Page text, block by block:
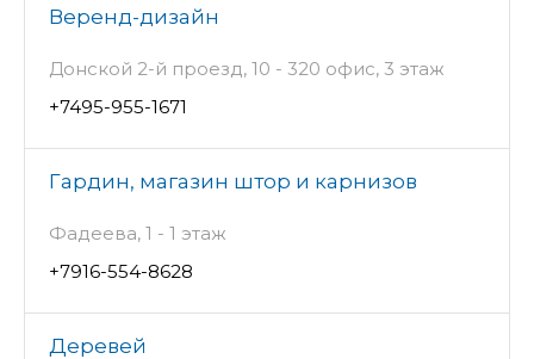
Веренд-дизайн
Донской 2-й проезд, 10 - 320 офис, 3 этаж
+7495-955-1671
Гардин, магазин штор и карнизов
Фадеева, 1 - 1 этаж
+7916-554-8628
Деревей